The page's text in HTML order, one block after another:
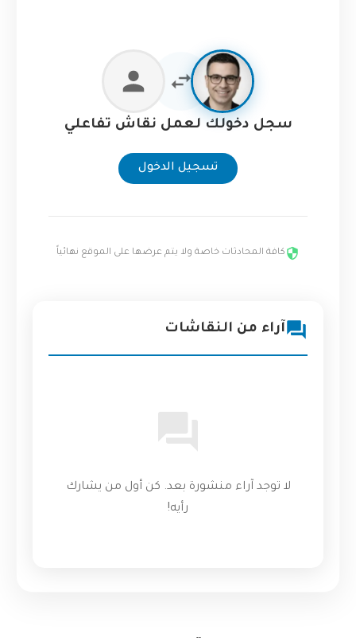
سجل دخولك لعمل نقاش تفاعلي
تسجيل الدخول
كافة المحادثات خاصة ولا يتم عرضها على الموقع نهائياً
آراء من النقاشات
لا توجد آراء منشورة بعد. كن أول من يشارك
رأيه!